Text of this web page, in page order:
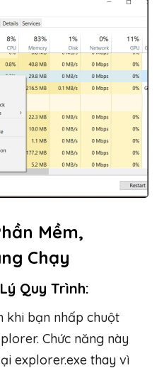
Mềm,
Chạy
Quy Trình:
khi bạn nhấp chuột
Chức năng này
explorer.exe thay vì